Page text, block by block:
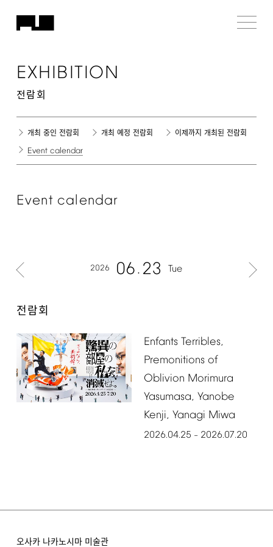
EXHIBITION
전람회
개최 중인 전람회 개최 예정 전람회 이제까지 개최된 전람회
Event calendar
Event calendar
2026 06 23 Tue
전람회
Enfants Terribles,
Premonitions of
Oblivion Morimura
Yasumasa, Yanobe
Kenji, Yanagi Miwa
2026.04.25 – 2026.07.20
오사카 나카노시마 미술관